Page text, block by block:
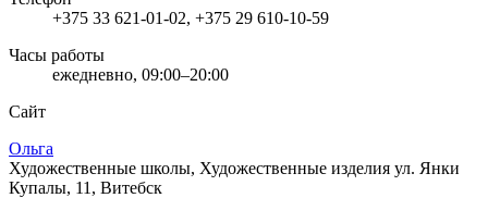
+375 33 621-01-02, +375 29 610-10-59
Часы работы
ежедневно, 09:00–20:00
Сайт
Ольга
Художественные школы, Художественные изделия ул. Янки
Купалы, 11, Витебск